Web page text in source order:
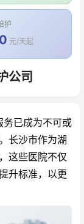
护
元/天起
公司
已成为不可或
长沙市作为湖
这些医院不仅
升标准，以更